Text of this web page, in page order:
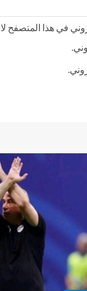
في هذا المتصفح